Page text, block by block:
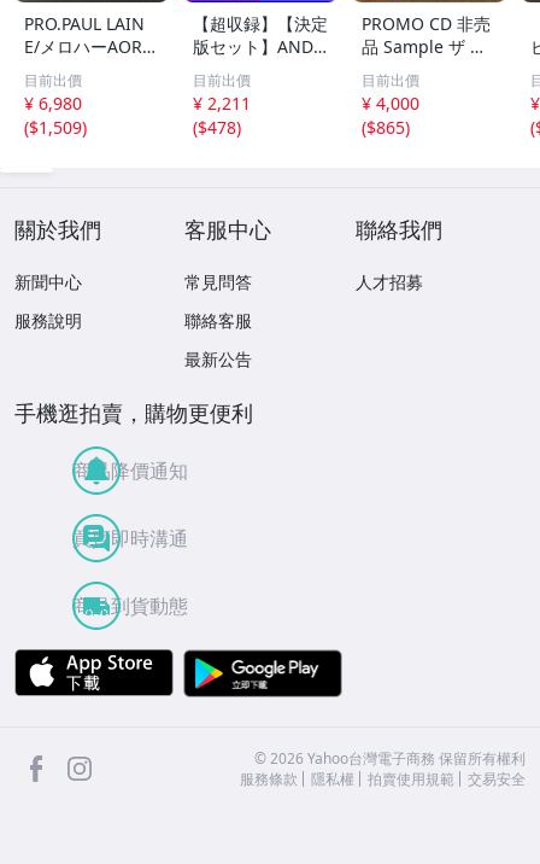
PRO.PAUL LAIN
E/メロハーAOR◆
THE RADIO SUN/
UNSTOPPABLE
目前出價
¥ 6,980
($1,509)
【超収録】【決定
版セット】ANDR
EAS VOLLENWEI
DER CD1+2+3 厳
選プレミア音源集
MP3CD-DLVer 3
目前出價
¥ 2,211
($478)
PROMO CD 非売
品 Sample ザ ビ
ートルズ パスト
マスターズ VOL.2
CP32-5602 THE
BEATLES / PAST
目前出價
¥ 4,000
($865)
(
關於我們
新聞中心
服務說明
客服中心
常見問答
聯絡客服
最新公告
聯絡我們
人才招募
手機逛拍賣，購物更便利
商品降價通知
買賣即時溝通
商品到貨動態
APP Store
facebook ©2026 Yahoo台灣電子商務 保留所有權利
服務條款
隱私權 拍賣使用規範 交易安全